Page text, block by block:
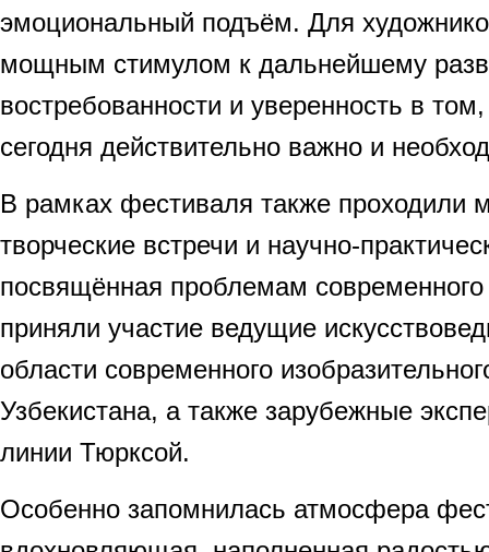
эмоциональный подъём. Для
мощным стимулом к дальнейшему
востребованности и уверенность в том,
сегодня действительно важно и
В рамках фестиваля также проходили
творческие встречи и научно-
посвящённая проблемам современного
приняли участие ведущие
области современного
Узбекистана, а также зарубежные
линии Тюрксой.
Особенно запомнилась атмосфера